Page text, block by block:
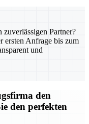
zuverlässigen Partner?
ersten Anfrage bis zum
und
den
den perfekten